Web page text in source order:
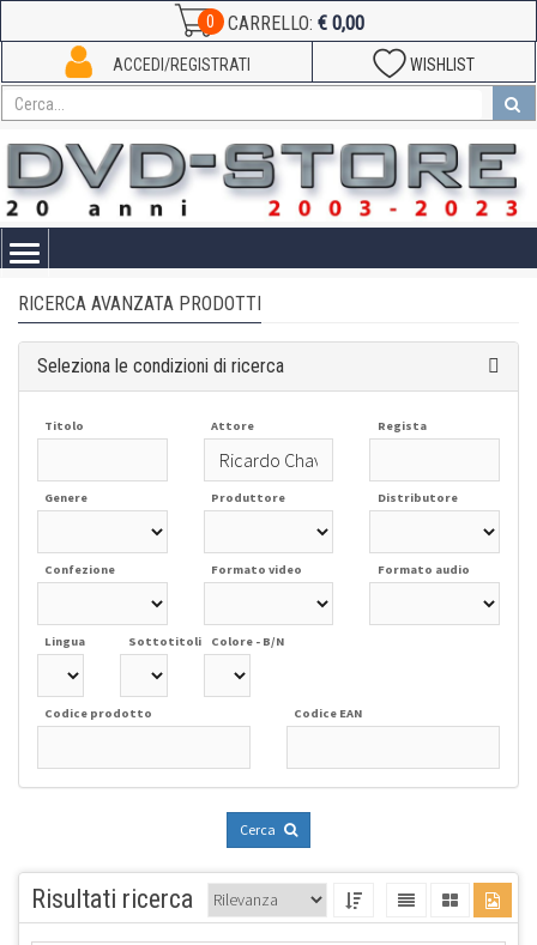
0 CARRELLO: € 0,00
WISHLIST
ACCEDI/REGISTRATI
Toggle
RICERCA AVANZATA PRODOTTI
Seleziona le condizioni di ricerca
Titolo Attore Regista
Genere Produttore Distributore
Confezione Formato video Formato audio
Lingua Sottotitoli Colore - B/N
Codice prodotto Codice EAN
Cerca
Risultati ricerca